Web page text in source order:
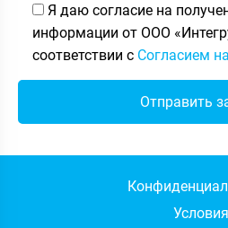
Я даю согласие на
информации от ООО
соответствии с Согласием
Условия